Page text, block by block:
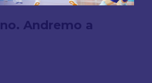
Andremo a